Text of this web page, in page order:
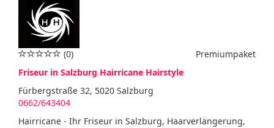
Premiumpaket
(0)
Friseur in Salzburg Hairricane Hairstyle
Fürbergstraße 32, 5020 Salzburg
0662/643404
Hairricane - Ihr Friseur in Salzburg, Haarverlängerung,